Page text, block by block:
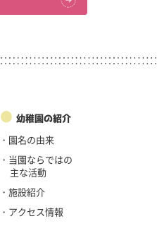
● 幼稚園の紹介
・園名の由来
・当園ならではの
主な活動
・施設紹介
・アクセス情報